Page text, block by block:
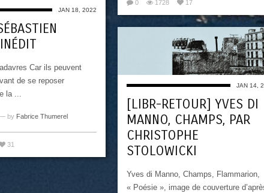
0 1728 17
JAN 18, 2022
Car ils peuvent
de se reposer
la ...
by Fabrice Thumerel
31
JAN 14,
[LIBR-RETOUR] YVES DI
MANNO, CHAMPS, PAR
CHRISTOPHE
STOLOWICKI
Yves di Manno, Champs, Flammarion,
« Poésie », image de couverture